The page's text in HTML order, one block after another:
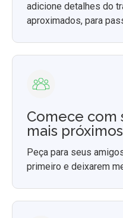
adicione detalhes do
aproximados, para
Comece com
mais próximos
Peça para seus
primeiro e deixarem